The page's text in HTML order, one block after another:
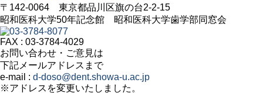
〒142-0064 東京都品川区旗の台2-2-15
昭和医科大学50年記念館 昭和医科大学歯学部同窓会
FAX : 03-3784-4029
お問い合わせ・ご意見は
下記メールアドレスまで
e-mail : d-doso@dent.showa-u.ac.jp
※アドレスを変更いたしました。